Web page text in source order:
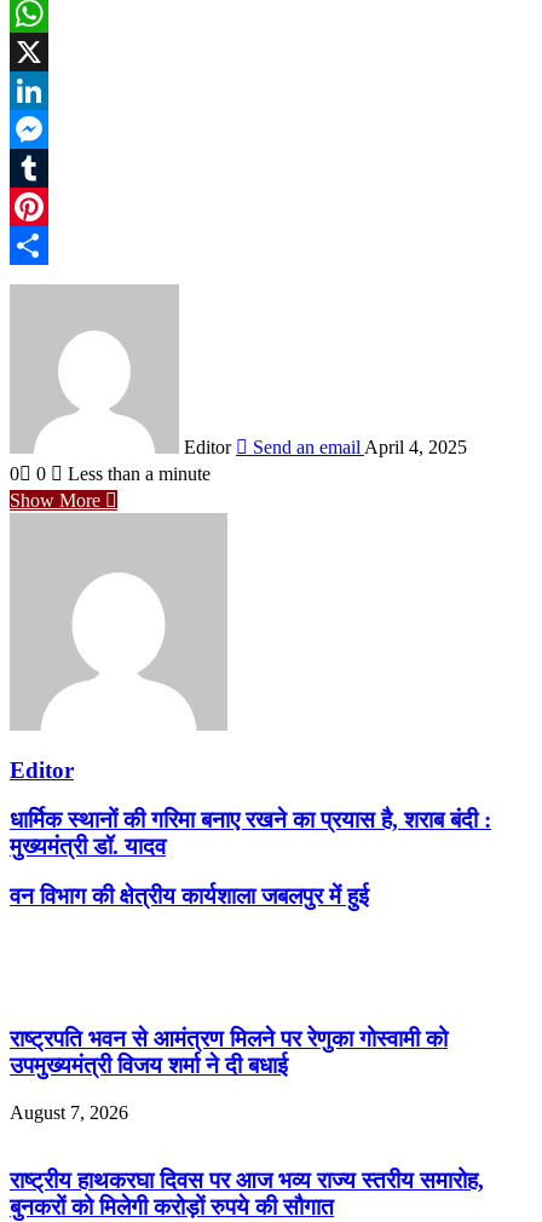
Facebook
WhatsApp
X
LinkedIn
Messenger
Tumblr
Pinterest
Share
Editor Send an email April 4, 2025
0
0
Less than a minute
Show More
Editor
धार्मिक स्थानों की गरिमा बनाए रखने का प्रयास है, शराब बंदी :
मुख्यमंत्री डॉ. यादव
वन विभाग की क्षेत्रीय कार्यशाला जबलपुर में हुई
राष्ट्रपति भवन से आमंत्रण मिलने पर रेणुका गोस्वामी को
उपमुख्यमंत्री विजय शर्मा ने दी बधाई
August 7, 2026
राष्ट्रीय हाथकरघा दिवस पर आज भव्य राज्य स्तरीय समारोह,
बुनकरों को मिलेगी करोड़ों रुपये की सौगात